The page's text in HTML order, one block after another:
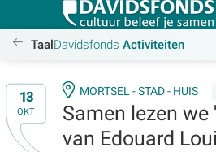
/activiteiten
Taal Davidsfonds Activiteiten
13
OKT
MORTSEL - STAD - HUIS
Samen lezen we
van Edouard
Zoek: